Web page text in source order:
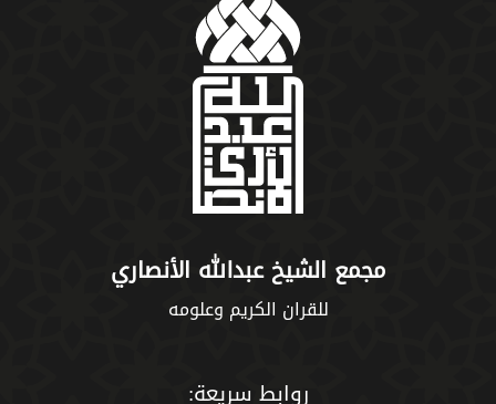
مجمع الشيخ عبدالله الأنصاري
للقران الكريم وعلومه
روابط سريعة: